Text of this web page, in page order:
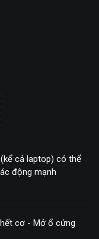
cả laptop) có thể
động mạnh
cơ - Mở ổ cứng